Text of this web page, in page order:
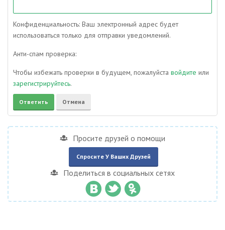
Конфиденциальность: Ваш электронный адрес будет
использоваться только для отправки уведомлений.
Анти-спам проверка:
Чтобы избежать проверки в будущем, пожалуйста войдите или
зарегистрируйтесь.
Просите друзей о помощи
Спросите У Ваших Друзей
Поделиться в социальных сетях